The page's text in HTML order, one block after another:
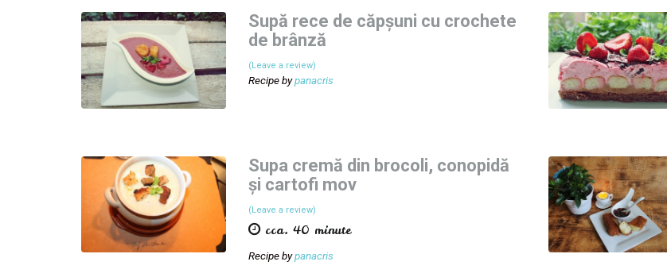
Supă rece de căpșuni cu crochete
de brânză
(Leave a review)
Recipe bypanacris
Supa cremă din brocoli, conopidă
și cartofi mov
(Leave a review)
cca. 40 minute
Recipe bypanacris